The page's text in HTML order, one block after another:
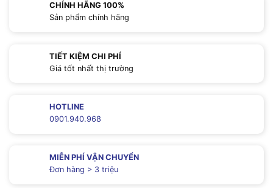
CHÍNH HÃNG 100%
Sản phẩm chính hãng
TIẾT KIỆM CHI PHÍ
Giá tốt nhất thị trường
HOTLINE
0901.940.968
MIỄN PHÍ VẬN CHUYỂN
Đơn hàng > 3 triệu